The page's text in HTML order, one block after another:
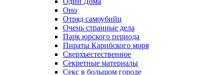
Оно
Отряд самоубийц
Очень странные дела
Парк юрского периода
Пираты Карибского моря
Сверхъестественное
Секретные материалы
Секс в большом городе